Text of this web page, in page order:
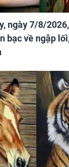
ngày 7/8/
bạc về ngập